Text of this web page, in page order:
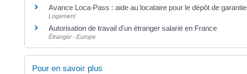
Avance Loca-Pass : aide au locataire pour le dépôt de garantie
Logement
Autorisation de travail d'un étranger salarié en France
Étranger - Europe
Pour en savoir plus